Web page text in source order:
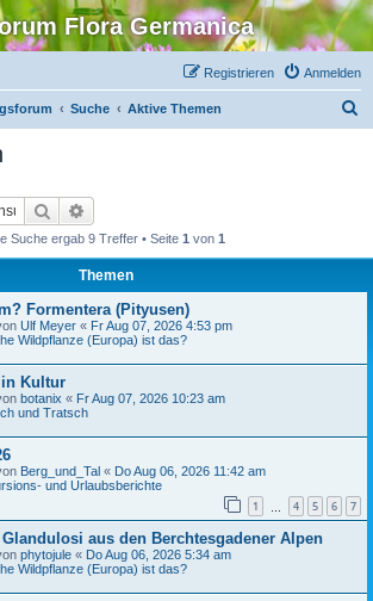
Flora Germanica
Anmelden
Registrieren
Suche Aktive Themen
Suche
Suche ergab 9 Treffer • Seite 1 von 1
Themen
Formentera (Pityusen)
Ulf Meyer « Fr Aug 07, 2026 4:53 pm
Wildpflanze (Europa) ist das?
Kultur
botanix « Fr Aug 07, 2026 10:23 am
und Tratsch
Berg_und_Tal « Do Aug 06, 2026 11:42 am
und Urlaubsberichte
1 4 5 6 7
Glandulosi aus den Berchtesgadener Alpen
phytojule « Do Aug 06, 2026 5:34 am
Wildpflanze (Europa) ist das?